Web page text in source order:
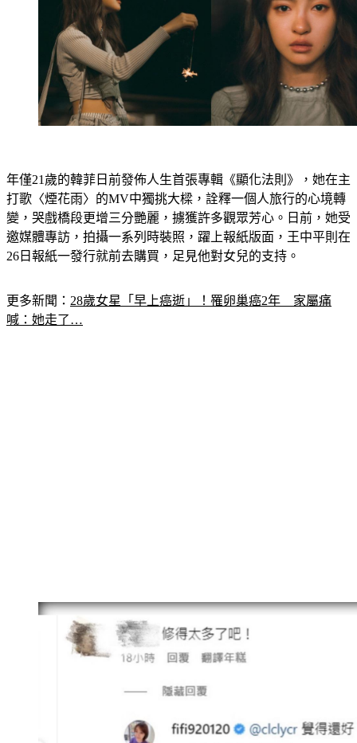
年僅21歲的韓菲日前發佈人生首張專輯《顯化法則》，她在主
打歌〈煙花雨〉的MV中獨挑大樑，詮釋一個人旅行的心境轉
變，哭戲橋段更增三分艷麗，擄獲許多觀眾芳心。日前，她受
邀媒體專訪，拍攝一系列時裝照，躍上報紙版面，王中平則在
26日報紙一發行就前去購買，足見他對女兒的支持。
更多新聞： 28歲女星「早上癌逝」！罹卵巢癌2年　家屬痛
喊：她走了…